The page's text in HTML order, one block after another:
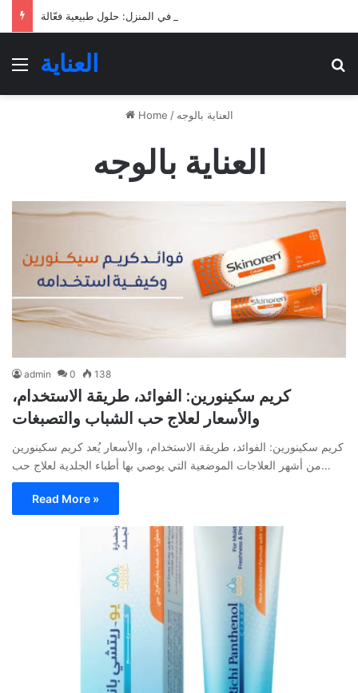
علاج قشرة الشعر في المنزل: حلول طبيعية فعّالة
Menuالعناية
Home / العناية بالوجه
العناية بالوجه
admin 0 138
كريم سكينورين: الفوائد، طريقة الاستخدام،
والأسعار لعلاج حب الشباب والتصبغات
كريم سكينورين: الفوائد، طريقة الاستخدام، والأسعار يُعد كريم سكينورين
من أشهر العلاجات الموضعية التي يوصي بها أطباء الجلدية لعلاج حب…
Read More »